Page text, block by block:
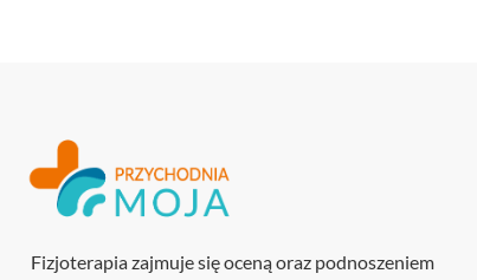
Fizjoterapia zajmuje się oceną oraz podnoszeniem